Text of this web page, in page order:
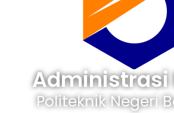
Administrasi
Politeknik Negeri